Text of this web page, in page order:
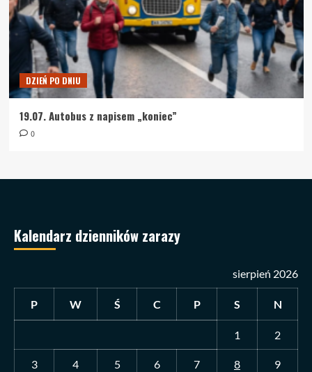
DZIEŃ PO DNIU
19.07. Autobus z napisem „koniec”
0
Kalendarz dzienników zarazy
sierpień 2026
P W Ś C P S N
1 2
3 4 5 6 7 8 9